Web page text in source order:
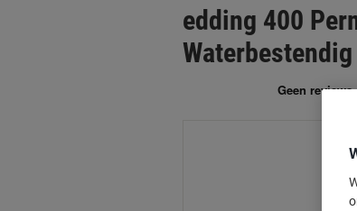
edding 400
Waterbestendig